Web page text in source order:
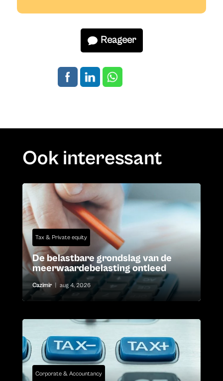
Reageer
Ook interessant
Tax & Private equity
De belastbare grondslag van de
meerwaardebelasting ontleed
Cazimir aug 4, 2026
Corporate & Accountancy